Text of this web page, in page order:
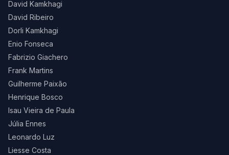
David Kamkhagi
David Ribeiro
Dorli Kamkhagi
Enio Fonseca
Fabrizio Giachero
Frank Martins
Guilherme Paixão
Henrique Bosco
Isau Vieira de Paula
Júlia Ennes
Leonardo Luz
Liesse Costa